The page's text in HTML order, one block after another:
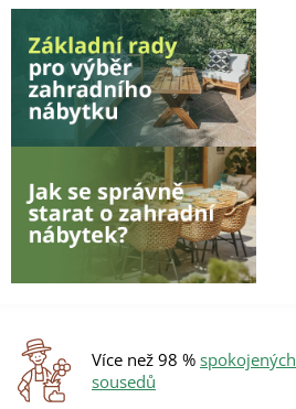
y
v
ý
p
i
s
u
Více než 98 % spokojených
sousedů